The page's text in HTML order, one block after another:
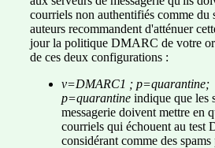
courriels non authentifiés comme du
auteurs recommandent d'atténuer
jour la politique DMARC de votre
de ces deux configurations :
v=DMARC1 ; p=quarantine;
p=quarantine indique que les
messagerie doivent mettre en
courriels qui échouent au test
considérant comme des spams